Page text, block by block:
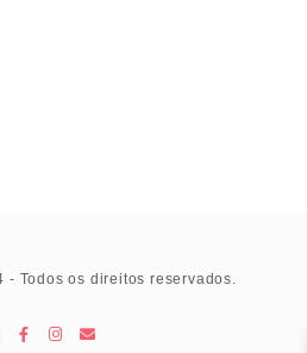
Todos os direitos reservados.